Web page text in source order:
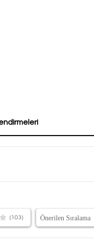
(103)